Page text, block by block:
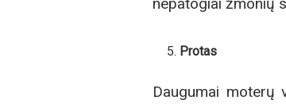
Protas
Daugumai moterų